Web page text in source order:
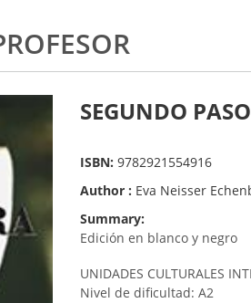
SEGUNDO
ISBN: 9782921554916
Author : Eva Neisser
Summary:
Edición en blanco y negro
UNIDADES CULTURALES
Nivel de dificultad: A2